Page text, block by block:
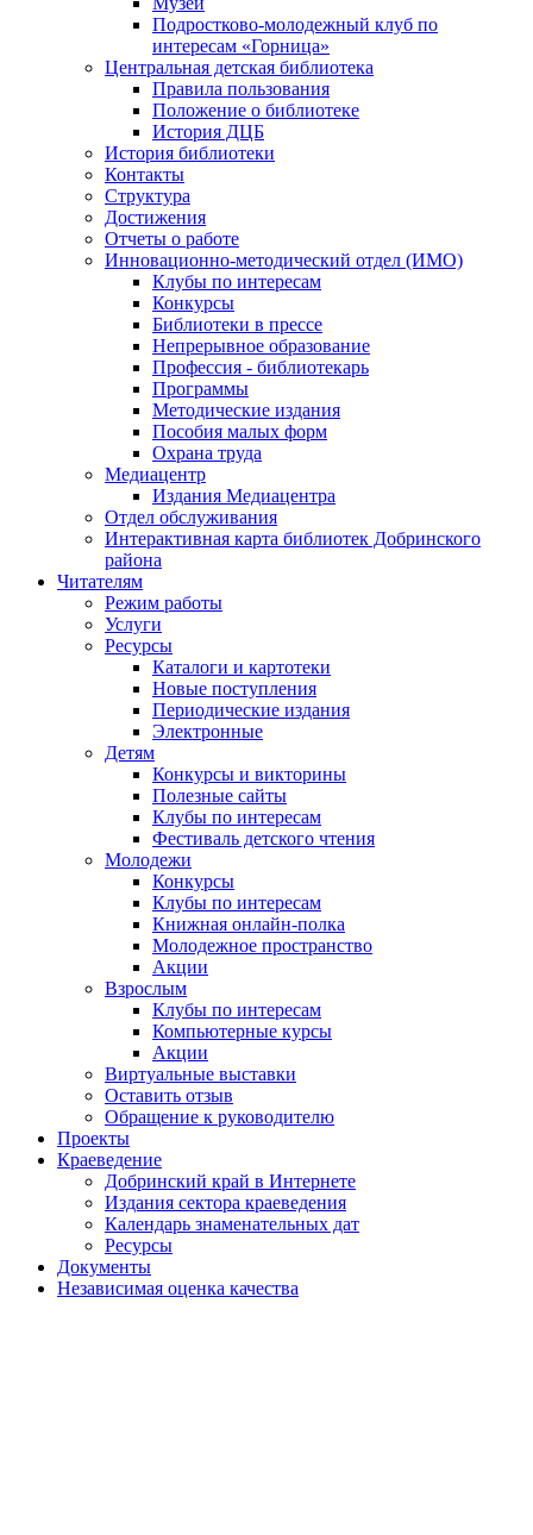
Подростково-молодежный клуб по
интересам «Горница»
Центральная детская библиотека
Правила пользования
Положение о библиотеке
История ДЦБ
История библиотеки
Контакты
Структура
Достижения
Отчеты о работе
Инновационно-методический отдел (ИМО)
Клубы по интересам
Конкурсы
Библиотеки в прессе
Непрерывное образование
Профессия - библиотекарь
Программы
Методические издания
Пособия малых форм
Охрана труда
Медиацентр
Издания Медиацентра
Отдел обслуживания
Интерактивная карта библиотек Добринского
района
Читателям
Режим работы
Услуги
Ресурсы
Каталоги и картотеки
Новые поступления
Периодические издания
Электронные
Детям
Конкурсы и викторины
Полезные сайты
Клубы по интересам
Фестиваль детского чтения
Молодежи
Конкурсы
Клубы по интересам
Книжная онлайн-полка
Молодежное пространство
Акции
Взрослым
Клубы по интересам
Компьютерные курсы
Акции
Виртуальные выставки
Оставить отзыв
Обращение к руководителю
Проекты
Краеведение
Добринский край в Интернете
Издания сектора краеведения
Календарь знаменательных дат
Ресурсы
Документы
Независимая оценка качества